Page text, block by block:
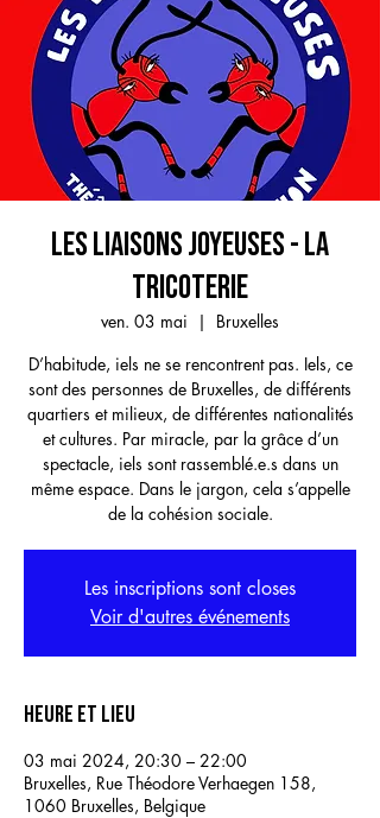
LES LIAISONS JOYEUSES - La
Tricoterie
ven. 03 mai
  |
Bruxelles
D’habitude, iels ne se rencontrent pas. Iels, ce
sont des personnes de Bruxelles, de différents
quartiers et milieux, de différentes nationalités
et cultures. Par miracle, par la grâce d’un
spectacle, iels sont rassemblé.e.s dans un
même espace. Dans le jargon, cela s’appelle
de la cohésion sociale.
Les inscriptions sont closes
Voir d'autres événements
Heure et lieu
03 mai 2024, 20:30 – 22:00
Bruxelles, Rue Théodore Verhaegen 158,
1060 Bruxelles, Belgique